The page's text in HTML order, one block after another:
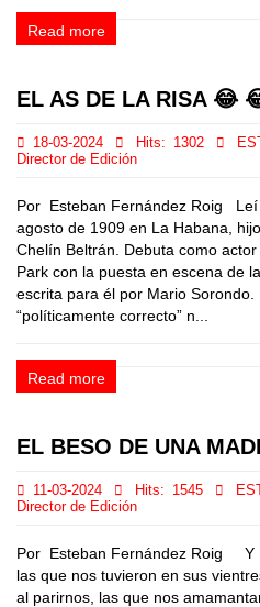
Read more
EL AS DE LA RISA 😂
18-03-2024 Hits: 1302
Director de Edición
Por Esteban Fernández Roig Leí
agosto de 1909 en La Habana,
Chelín Beltrán. Debuta como
Park con la puesta en escena de
escrita para él por Mario
“políticamente correcto” n...
Read more
EL BESO DE UNA
11-03-2024 Hits: 1545
Director de Edición
Por Esteban Fernández Roig Y
las que nos tuvieron en sus
al parirnos, las que nos